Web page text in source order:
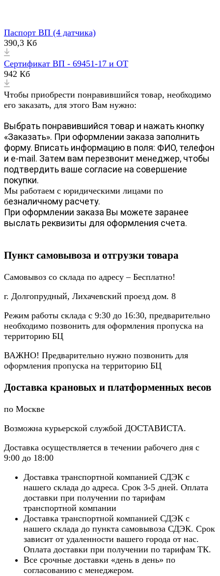
Паспорт ВП (4 датчика)
390,3 Кб
Сертификат ВП - 69451-17 и ОТ
942 Кб
Чтобы приобрести понравившийся товар, необходимо
его заказать, для этого Вам нужно:
Выбрать понравившийся товар и нажать кнопку
«Заказать». При оформлении заказа заполнить
форму. Вписать информацию в поля: ФИО, телефон
и e-mail. Затем вам перезвонит менеджер, чтобы
подтвердить ваше согласие на совершение
покупки.
Мы работаем с юридическими лицами по
безналичному расчету.
При оформлении заказа Вы можете заранее
выслать реквизиты для оформления счета.
Пункт самовывоза и отгрузки товара
Самовывоз со склада по адресу – Бесплатно!
г. Долгопрудный, Лихачевский проезд дом. 8
Режим работы склада с 9:30 до 16:30, предварительно
необходимо позвонить для оформления пропуска на
территорию БЦ
ВАЖНО! Предварительно нужно позвонить для
оформления пропуска на территорию БЦ
Доставка крановых и платформенных весов
по Москве
Возможна курьерской службой ДОСТАВИСТА.
Доставка осуществляется в течении рабочего дня с
9:00 до 18:00
Доставка транспортной компанией СДЭК с
нашего склада до адреса. Срок 3-5 дней. Оплата
доставки при получении по тарифам
транспортной компании
Доставка транспортной компанией СДЭК с
нашего склада до пункта самовывоза СДЭК. Срок
зависит от удаленности вашего города от нас.
Оплата доставки при получении по тарифам ТК.
Все срочные доставки «день в день» по
согласованию с менеджером.